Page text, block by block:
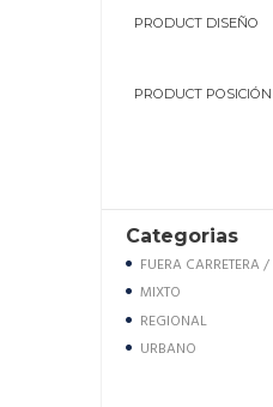
Categorias
FUERA CARRETERA
MIXTO
REGIONAL
URBANO